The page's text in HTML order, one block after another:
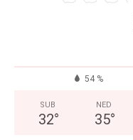
54 %
SUB
32°
NED
35°